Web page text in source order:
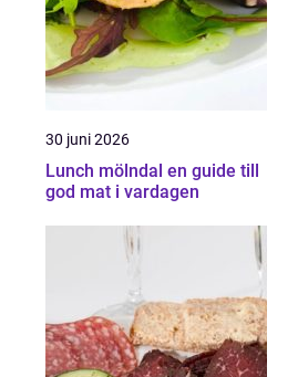
30 juni 2026
Lunch mölndal en guide till
god mat i vardagen